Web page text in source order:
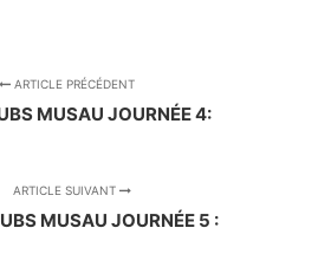
ARTICLE PRÉCÉDENT
MUSAU JOURNÉE 4:
ARTICLE SUIVANT
MUSAU JOURNÉE 5 :